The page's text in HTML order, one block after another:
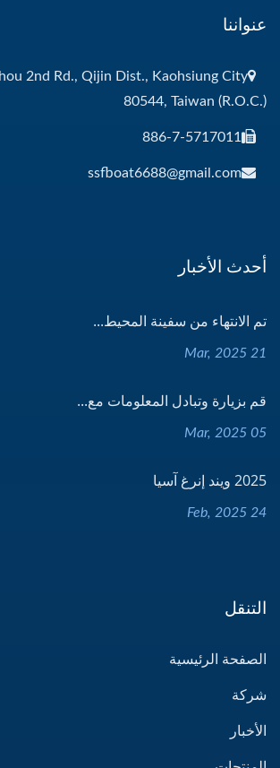
عنواننا
2nd Rd., Qijin Dist., Kaohsiung City
80544, Taiwan (R.O.C.)
886-7-5717011
ssfboat6688@gmail.com
أحدث الأخبار
تم الانتهاء من سفينة المحيط...
21 Mar, 2025
قم بزيارة وتبادل المعلومات مع...
05 Mar, 2025
2025 ويند إنرغ آسيا
24 Feb, 2025
التنقل
الصفحة الرئيسية
شركة
الأخبار